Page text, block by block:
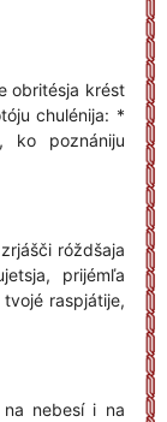
obritésja krést
chulénija: *
ko poznániju
róždšaja
prijémľa
raspjátije,
nebesí i na